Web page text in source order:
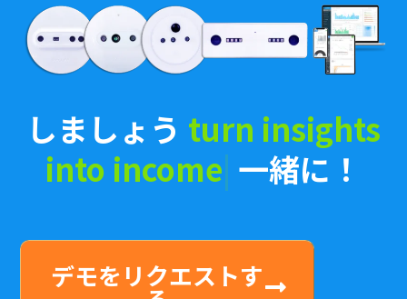
しましょうi|一緒に！
デモをリクエストす
る